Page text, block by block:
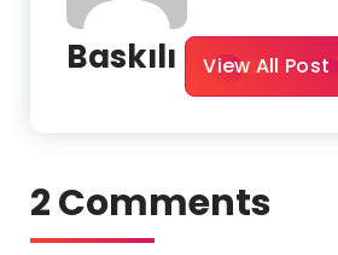
Baskılı View All Post
2 Comments